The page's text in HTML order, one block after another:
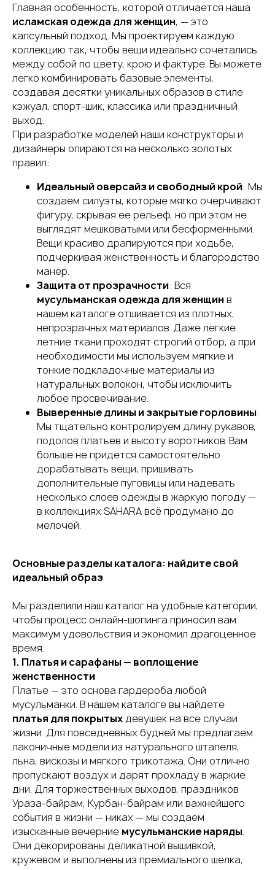
Главная особенность, которой отличается наша
исламская одежда для женщин, — это
капсульный подход. Мы проектируем каждую
коллекцию так, чтобы вещи идеально сочетались
между собой по цвету, крою и фактуре. Вы можете
легко комбинировать базовые элементы,
создавая десятки уникальных образов в стиле
кэжуал, спорт-шик, классика или праздничный
выход.
При разработке моделей наши конструкторы и
дизайнеры опираются на несколько золотых
правил:
Идеальный оверсайз и свободный крой: Мы
создаем силуэты, которые мягко очерчивают
фигуру, скрывая ее рельеф, но при этом не
выглядят мешковатыми или бесформенными.
Вещи красиво драпируются при ходьбе,
подчеркивая женственность и благородство
манер.
Защита от прозрачности: Вся
мусульманская одежда для женщинв
нашем каталоге отшивается из плотных,
непрозрачных материалов. Даже легкие
летние ткани проходят строгий отбор, а при
необходимости мы используем мягкие и
тонкие подкладочные материалы из
натуральных волокон, чтобы исключить
любое просвечивание.
Выверенные длины и закрытые горловины:
Мы тщательно контролируем длину рукавов,
подолов платьев и высоту воротников. Вам
больше не придется самостоятельно
дорабатывать вещи, пришивать
дополнительные пуговицы или надевать
несколько слоев одежды в жаркую погоду —
в коллекциях SAHARA всё продумано до
мелочей.
Основные разделы каталога: найдите свой
идеальный образ
Мы разделили наш каталог на удобные категории,
чтобы процесс онлайн-шопинга приносил вам
максимум удовольствия и экономил драгоценное
время.
1. Платья и сарафаны — воплощение
женственности
Платье — это основа гардероба любой
мусульманки. В нашем каталоге вы найдете
платья для покрытыхдевушек на все случаи
жизни. Для повседневных будней мы предлагаем
лаконичные модели из натурального штапеля,
льна, вискозы и мягкого трикотажа. Они отлично
пропускают воздух и дарят прохладу в жаркие
дни. Для торжественных выходов, праздников
Ураза-байрам, Курбан-байрам или важнейшего
события в жизни — никах — мы создаем
изысканные вечерние мусульманские наряды.
Они декорированы деликатной вышивкой,
кружевом и выполнены из премиального шелка,